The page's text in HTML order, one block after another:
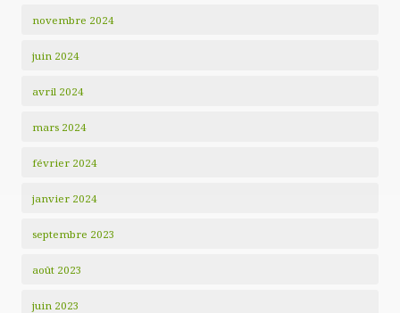
novembre 2024
juin 2024
avril 2024
mars 2024
février 2024
janvier 2024
septembre 2023
août 2023
juin 2023